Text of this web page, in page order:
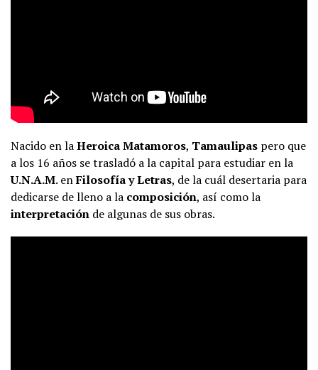
Nacido en laHeroica Matamoros, Tamaulipas pero que
a los 16 años se trasladó a la capital para estudiar en la
U.N.A.M. enFilosofía y Letras, de la cuál desertaria para
dedicarse de lleno a la composición, así como la
interpretación de algunas de sus obras.